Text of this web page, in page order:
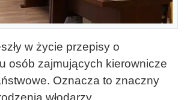
w życie przepisy o
osób zajmujących kierownicze
Oznacza to znaczny
włodarzy